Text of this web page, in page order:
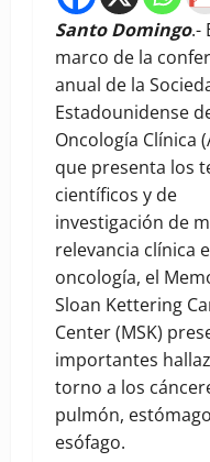
Santo Domingo.-
marco de la
anual de la
Estadounidense
Oncología Clínica
que presenta los
científicos y de
investigación de
relevancia clínica
oncología, el
Sloan Kettering
Center (MSK)
importantes
torno a los
pulmón,
esófago.